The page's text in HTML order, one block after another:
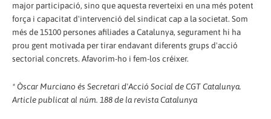
major participació, sino que aquesta reverteixi en una més potent
força i capacitat d'intervenció del sindicat cap a la societat. Som
més de 15100 persones afiliades a Catalunya, segurament hi ha
prou gent motivada per tirar endavant diferents grups d'acció
sectorial concrets. Afavorim-ho i fem-los créixer.
* Òscar Murciano és Secretari d'Acció Social de CGT Catalunya.
Article publicat al núm. 188 de la revista Catalunya